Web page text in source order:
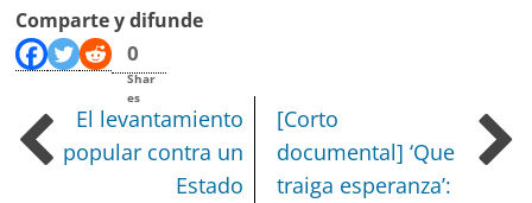
Comparte y difunde
0
Shar
es
El levantamiento
popular contra un
Estado
[Corto
documental] ‘Que
traiga esperanza’: